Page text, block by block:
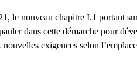
le nouveau chapitre I.1 portant
dans cette démarche pour
exigences selon